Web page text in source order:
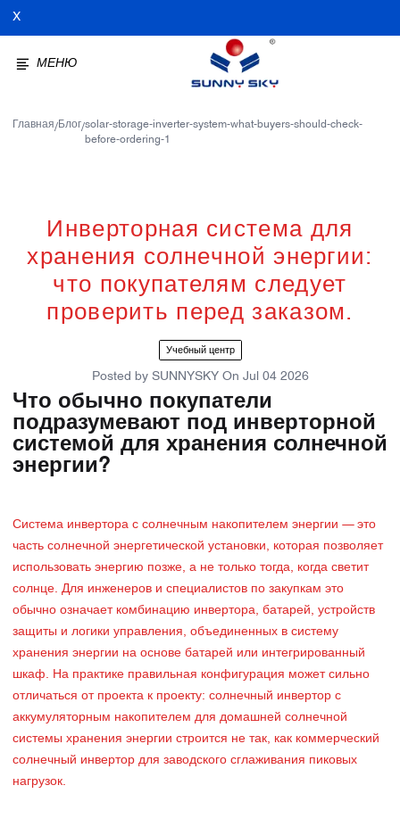
X
МЕНЮ
Главная/Блог/solar-storage-inverter-system-what-buyers-should-check-
before-ordering-1
Инверторная система для
хранения солнечной энергии:
что покупателям следует
проверить перед заказом.
Учебный центр
Posted by SUNNYSKYOn Jul 04 2026
Что обычно покупатели
подразумевают под инверторной
системой для хранения солнечной
энергии?
Система инвертора с солнечным накопителем энергии — это
часть солнечной энергетической установки, которая позволяет
использовать энергию позже, а не только тогда, когда светит
солнце. Для инженеров и специалистов по закупкам это
обычно означает комбинацию инвертора, батарей, устройств
защиты и логики управления, объединенных в систему
хранения энергии на основе батарей или интегрированный
шкаф. На практике правильная конфигурация может сильно
отличаться от проекта к проекту: солнечный инвертор с
аккумуляторным накопителем для домашней солнечной
системы хранения энергии строится не так, как коммерческий
солнечный инвертор для заводского сглаживания пиковых
нагрузок.